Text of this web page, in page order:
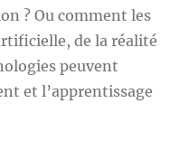
? Ou comment les
de la réalité
peuvent
et l’apprentissage